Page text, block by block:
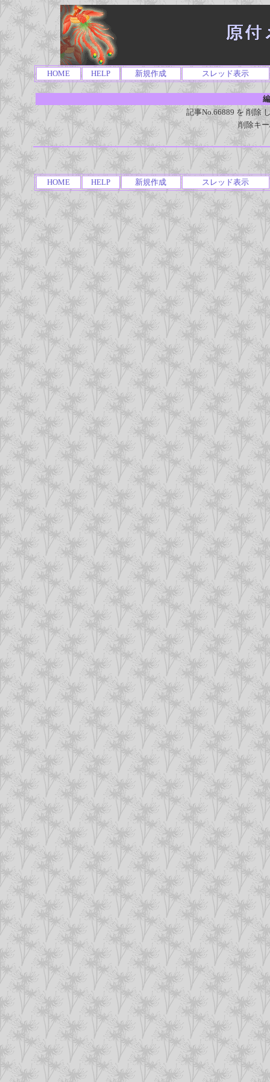
HOME HELP 新規作成 スレッド表示
記事No.66889 を 削除
削除キ
HOME HELP 新規作成 スレッド表示